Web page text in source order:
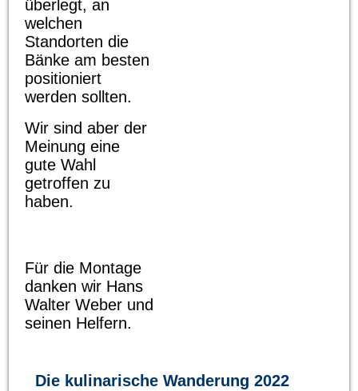
überlegt, an
welchen
Standorten die
Bänke am besten
positioniert
werden sollten.
Wir sind aber der
Meinung eine
gute Wahl
getroffen zu
haben.
Für die Montage
danken wir Hans
Walter Weber und
seinen Helfern.
Die kulinarische Wanderung 2022